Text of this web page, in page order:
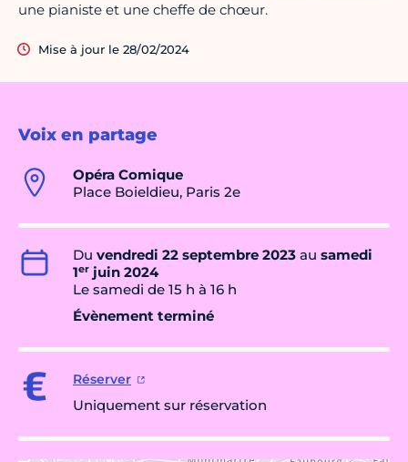
Voix en partage
Opéra Comique
Place Boieldieu, Paris 2e
Du vendredi 22 septembre 2023 au samedi
1er juin 2024
Le samedi de 15 h à 16 h
Évènement terminé
Réserver
Uniquement sur réservation
une pianiste et une cheffe de chœur.
Mise à jour le 28/02/2024